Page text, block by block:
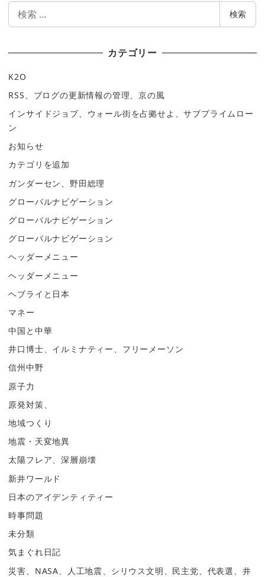
検
検索
カテゴリー
K2O
RSS、ブログの更新情報の管理、京の風
インサイドジョブ、ウォール街を占拠せよ、サブプライムロー
ン
お知らせ
カテゴリを追加
ガンダーセン、野田総理
グローバルナビゲーション
グローバルナビゲーション
グローバルナビゲーション
ヘッダーメニュー
ヘッダーメニュー
ヘブライと日本
マネー
中国と中華
井口博士、イルミナティー、フリーメーソン
信州中野
原子力
原発対策、
地域つくり
地震・天変地異
太陽フレア、深層崩壊
新井ワールド
日本のアイデンティティー
時事問題
未分類
気まぐれ日記
災害、NASA、人工地震、シリウス文明、民主党、代表選、井